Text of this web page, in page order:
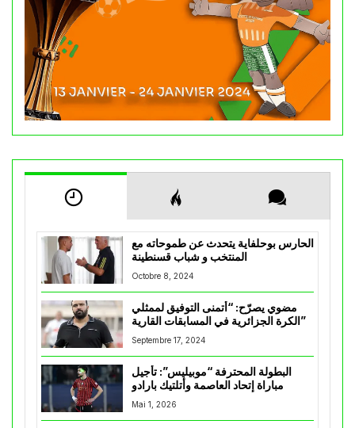
الحارس بوحلفاية يتحدث عن طموحاته مع
المنتخب و شباب قسنطينة
Octobre 8, 2024
مضوي يصرّح: “أتمنى التوفيق لممثلي
الكرة الجزائرية في المسابقات القارية”
Septembre 17, 2024
البطولة المحترفة “موبيليس”: تأجيل
مباراة إتحاد العاصمة وأتلتيك بارادو
Mai 1, 2026